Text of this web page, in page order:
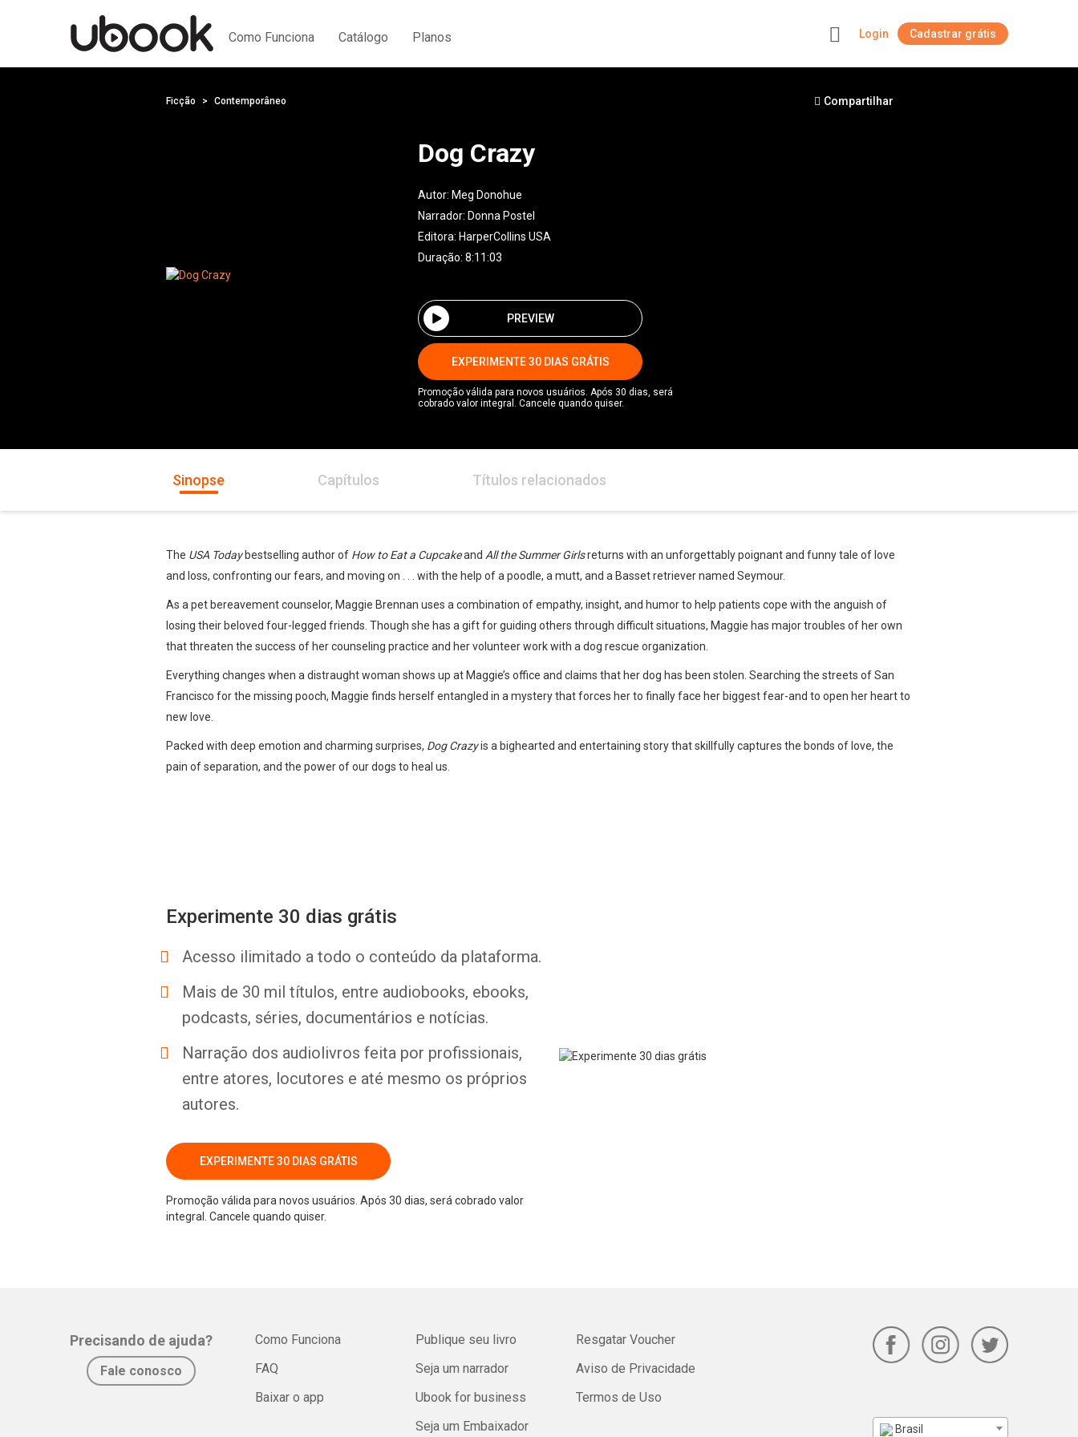
Como Funciona Catálogo Planos Login Cadastrar grátis
Ficção Contemporâneo Compartilhar
Dog Crazy
Autor: Meg Donohue
Narrador: Donna Postel
Editora: HarperCollins USA
Duração: 8:11:03
PREVIEW
EXPERIMENTE 30 DIAS GRÁTIS
Promoção válida para novos usuários. Após 30 dias, será
cobrado valor integral. Cancele quando quiser.
Sinopse Capítulos Títulos relacionados
The USA Today bestselling author of How to Eat a Cupcakeand All the Summer Girlsreturns with an unforgettably poignant and funny tale of love
and loss, confronting our fears, and moving on . . . with the help of a poodle, a mutt, and a Basset retriever named Seymour.
As a pet bereavement counselor, Maggie Brennan uses a combination of empathy, insight, and humor to help patients cope with the anguish of
losing their beloved four-legged friends. Though she has a gift for guiding others through difficult situations, Maggie has major troubles of her own
that threaten the success of her counseling practice and her volunteer work with a dog rescue organization.
Everything changes when a distraught woman shows up at Maggie’s office and claims that her dog has been stolen. Searching the streets of San
Francisco for the missing pooch, Maggie finds herself entangled in a mystery that forces her to finally face her biggest fear-and to open her heart to
new love.
Packed with deep emotion and charming surprises, Dog Crazyis a bighearted and entertaining story that skillfully captures the bonds of love, the
pain of separation, and the power of our dogs to heal us.
Experimente 30 dias grátis
Acesso ilimitado a todo o conteúdo da plataforma.
Mais de 30 mil títulos, entre audiobooks, ebooks,
podcasts, séries, documentários e notícias.
Narração dos audiolivros feita por profissionais,
entre atores, locutores e até mesmo os próprios
autores.
EXPERIMENTE 30 DIAS GRÁTIS
Promoção válida para novos usuários. Após 30 dias, será cobrado valor
integral. Cancele quando quiser.
Precisando de ajuda?
Fale conosco
Como Funciona
FAQ
Baixar o app
Publique seu livro
Seja um narrador
Ubook for business
Seja um Embaixador
Resgatar Voucher
Aviso de Privacidade
Termos de Uso
Brasil
Whatsapp